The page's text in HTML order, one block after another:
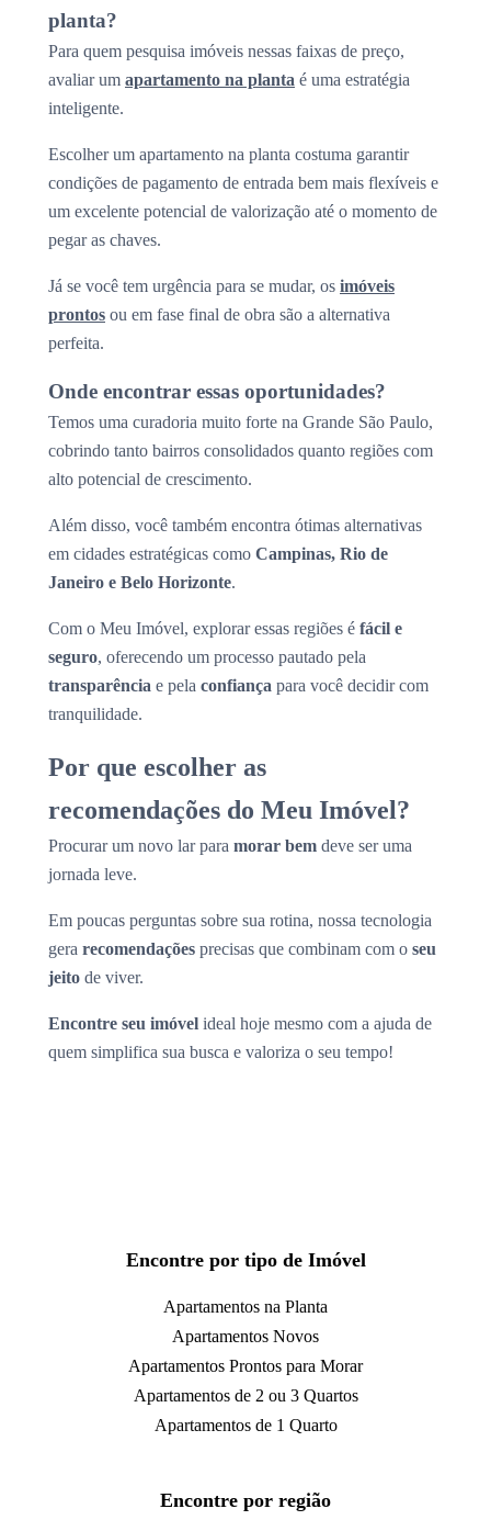
planta?
Para quem pesquisa imóveis nessas faixas de preço,
avaliar um apartamento na planta é uma estratégia
inteligente.
Escolher um apartamento na planta costuma garantir
condições de pagamento de entrada bem mais flexíveis e
um excelente potencial de valorização até o momento de
pegar as chaves.
Já se você tem urgência para se mudar, os imóveis
prontos ou em fase final de obra são a alternativa
perfeita.
Onde encontrar essas oportunidades?
Temos uma curadoria muito forte na Grande São Paulo,
cobrindo tanto bairros consolidados quanto regiões com
alto potencial de crescimento.
Além disso, você também encontra ótimas alternativas
em cidades estratégicas como Campinas, Rio de
Janeiro e Belo Horizonte.
Com o Meu Imóvel, explorar essas regiões é fácil e
seguro, oferecendo um processo pautado pela
transparência e pela confiança para você decidir com
tranquilidade.
Por que escolher as
recomendações do Meu Imóvel?
Procurar um novo lar para morar bem deve ser uma
jornada leve.
Em poucas perguntas sobre sua rotina, nossa tecnologia
gera recomendações precisas que combinam com o seu
jeito de viver.
Encontre seu imóvel ideal hoje mesmo com a ajuda de
quem simplifica sua busca e valoriza o seu tempo!
Encontre por tipo de Imóvel
Apartamentos na Planta
Apartamentos Novos
Apartamentos Prontos para Morar
Apartamentos de 2 ou 3 Quartos
Apartamentos de 1 Quarto
Encontre por região